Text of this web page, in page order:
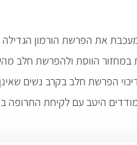
את הפרשת הורמון הגדילה
הווסת ולהפרשת חלב
הפרשת חלב בקרב נשים
היטב עם לקיחת